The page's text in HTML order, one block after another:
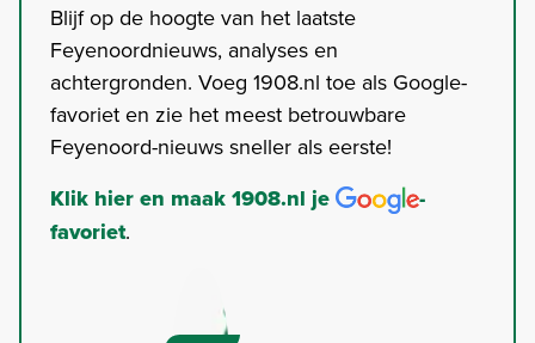
Blijf op de hoogte van het laatste
Feyenoordnieuws, analyses en
achtergronden. Voeg 1908.nl toe als Google-
favoriet en zie het meest betrouwbare
Feyenoord-nieuws sneller als eerste!
Klik hier en maak 1908.nl je
-
favoriet.